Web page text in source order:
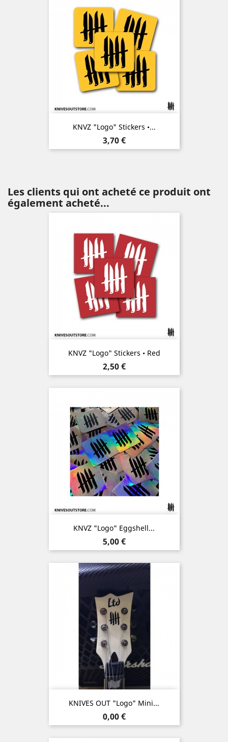
KNVZ "Logo" Stickers •...
Prix
3,70 €
Les clients qui ont acheté ce produit ont
également acheté...
KNVZ "Logo" Stickers • Red
Prix
2,50 €
KNVZ "Logo" Eggshell...
Prix
5,00 €
KNIVES OUT "Logo" Mini...
Prix
0,00 €